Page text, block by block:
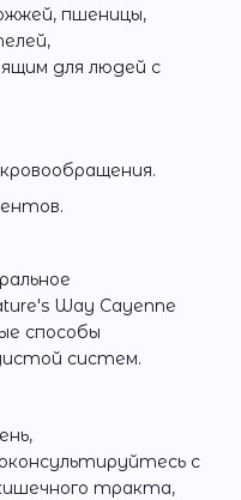
пшеницы,
для людей с
Way Cayenne
способы
систем.
с
тракта,